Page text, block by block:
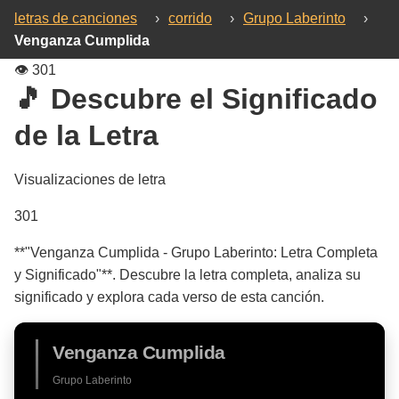
letras de canciones › corrido › Grupo Laberinto
›
Venganza Cumplida
👁️ 301
🎵 Descubre el Significado
de la Letra
Visualizaciones de letra
301
**"Venganza Cumplida - Grupo Laberinto: Letra Completa
y Significado"**. Descubre la letra completa, analiza su
significado y explora cada verso de esta canción.
Venganza Cumplida
Grupo Laberinto